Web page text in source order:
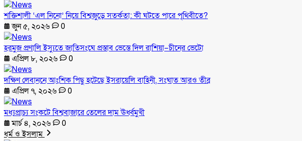
শক্তিশালী ‘এল নিনো’ নিয়ে বিশ্বজুড়ে সতর্কতা: কী ঘটতে পারে পৃথিবীতে?
জুন ৫, ২০২৬
0
হরমুজ প্রণালি ইস্যুতে জাতিসংঘে প্রস্তাব ভেস্তে দিল রাশিয়া–চীনের ভেটো
এপ্রিল ৮, ২০২৬
0
দক্ষিণ লেবাননে আংশিক পিছু হটেছে ইসরায়েলি বাহিনী, সংঘাত আরও তীব্র
এপ্রিল ৭, ২০২৬
0
মধ্যপ্রাচ্য সংকটে বিশ্ববাজারে তেলের দাম ঊর্ধ্বমুখী
মার্চ ৪, ২০২৬
0
ধর্ম ও ইসলাম